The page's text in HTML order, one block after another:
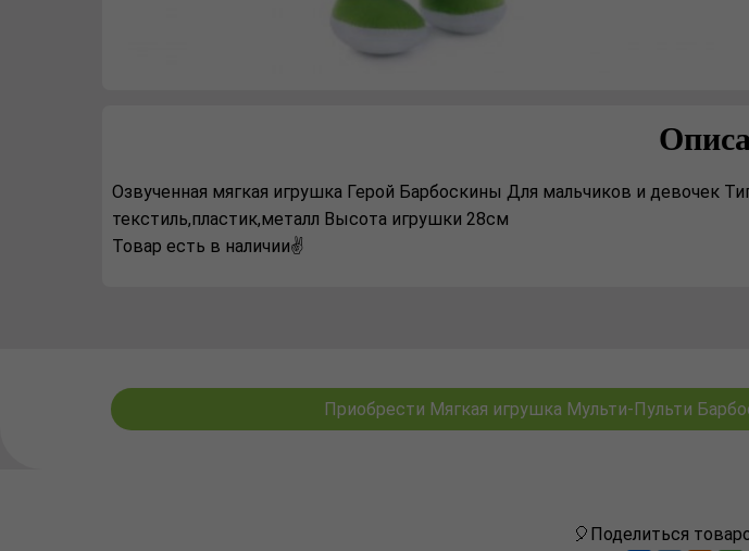
Озвученная мягкая игрушка Герой Барбоскины Для мальчиков и девочек
текстиль,пластик,металл Высота игрушки 28см
Товар есть в наличии✌️
Приобрести Мягкая игрушка Мульти-Пульти
🎈Поделиться